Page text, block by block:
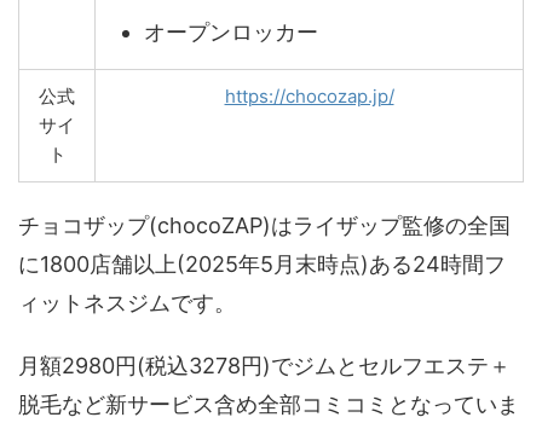
オープンロッカー
公式
サイ
ト
https://chocozap.jp/
チョコザップ(chocoZAP)はライザップ監修の全国
に1800店舗以上(2025年5月末時点)ある24時間フ
ィットネスジムです。
月額2980円(税込3278円)でジムとセルフエステ＋
脱毛など新サービス含め全部コミコミとなっていま